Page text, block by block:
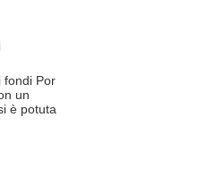
fondi Por
un
è potuta